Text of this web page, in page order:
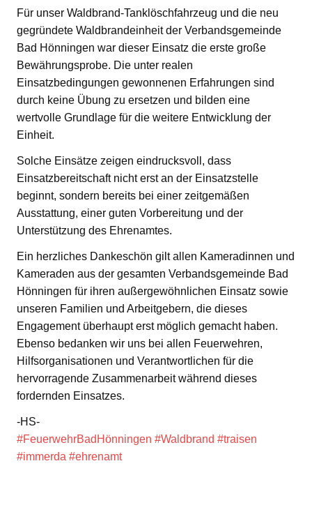
Für unser Waldbrand-Tanklöschfahrzeug und die neu
gegründete Waldbrandeinheit der Verbandsgemeinde
Bad Hönningen war dieser Einsatz die erste große
Bewährungsprobe. Die unter realen
Einsatzbedingungen gewonnenen Erfahrungen sind
durch keine Übung zu ersetzen und bilden eine
wertvolle Grundlage für die weitere Entwicklung der
Einheit.
Solche Einsätze zeigen eindrucksvoll, dass
Einsatzbereitschaft nicht erst an der Einsatzstelle
beginnt, sondern bereits bei einer zeitgemäßen
Ausstattung, einer guten Vorbereitung und der
Unterstützung des Ehrenamtes.
Ein herzliches Dankeschön gilt allen Kameradinnen und
Kameraden aus der gesamten Verbandsgemeinde Bad
Hönningen für ihren außergewöhnlichen Einsatz sowie
unseren Familien und Arbeitgebern, die dieses
Engagement überhaupt erst möglich gemacht haben.
Ebenso bedanken wir uns bei allen Feuerwehren,
Hilfsorganisationen und Verantwortlichen für die
hervorragende Zusammenarbeit während dieses
fordernden Einsatzes.
-HS-
#FeuerwehrBadHönningen #Waldbrand #traisen
#immerda #ehrenamt